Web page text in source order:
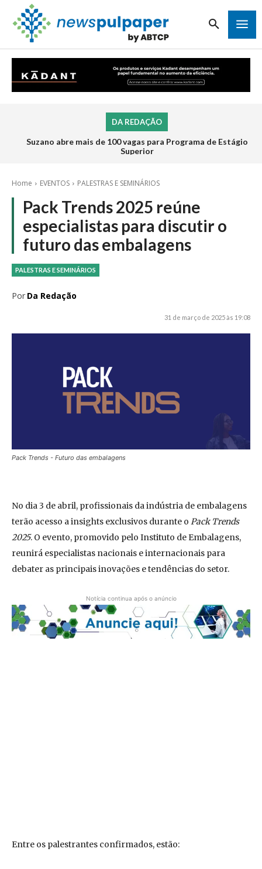
DA REDAÇÃO
Suzano abre mais de 100 vagas para Programa de Estágio
Superior
Home EVENTOS PALESTRAS E SEMINÁRIOS
Pack Trends 2025 reúne
especialistas para discutir o
futuro das embalagens
PALESTRAS E SEMINÁRIOS
Por Da Redação
31 de março de 2025 às 19:08
Pack Trends - Futuro das embalagens
No dia 3 de abril, profissionais da indústria de embalagens
terão acesso a insights exclusivos durante o Pack Trends
2025. O evento, promovido pelo Instituto de Embalagens,
reunirá especialistas nacionais e internacionais para
debater as principais inovações e tendências do setor.
Notícia continua após o anúncio
Entre os palestrantes confirmados, estão: